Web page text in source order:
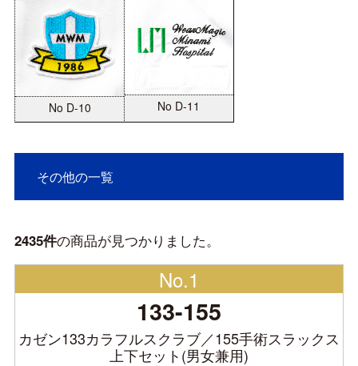
No D-10 No D-11
その他の一覧
2435件の商品が見つかりました。
No.1
133-155
カゼン133カラフルスクラブ／155手術スラックス
上下セット(男女兼用)